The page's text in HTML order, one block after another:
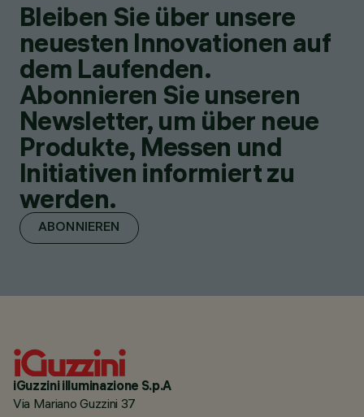
Bleiben Sie über unsere
neuesten Innovationen auf
dem Laufenden.
Abonnieren Sie unseren
Newsletter, um über neue
Produkte, Messen und
Initiativen informiert zu
werden.
ABONNIEREN
iGuzzini illuminazione S.p.A
Via Mariano Guzzini 37